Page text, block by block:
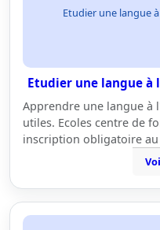
Etudier une langue
Etudier une langue à
Apprendre une langue à
utiles. Ecoles centre de
inscription obligatoire